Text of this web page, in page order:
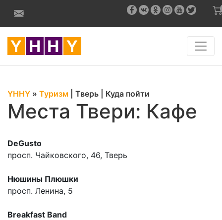
YHHY » Туризм Тверь Куда пойти
Места Твери: Кафе
DeGusto
просп. Чайковского, 46, Тверь
Нюшины Плюшки
просп. Ленина, 5
Breakfast Band